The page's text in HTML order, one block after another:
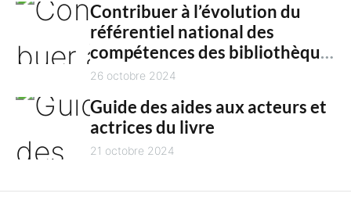
Contribuer à l’évolution du
référentiel national des
compétences des bibliothèques
territoriales
26 octobre 2024
Guide des aides aux acteurs et
actrices du livre
21 octobre 2024